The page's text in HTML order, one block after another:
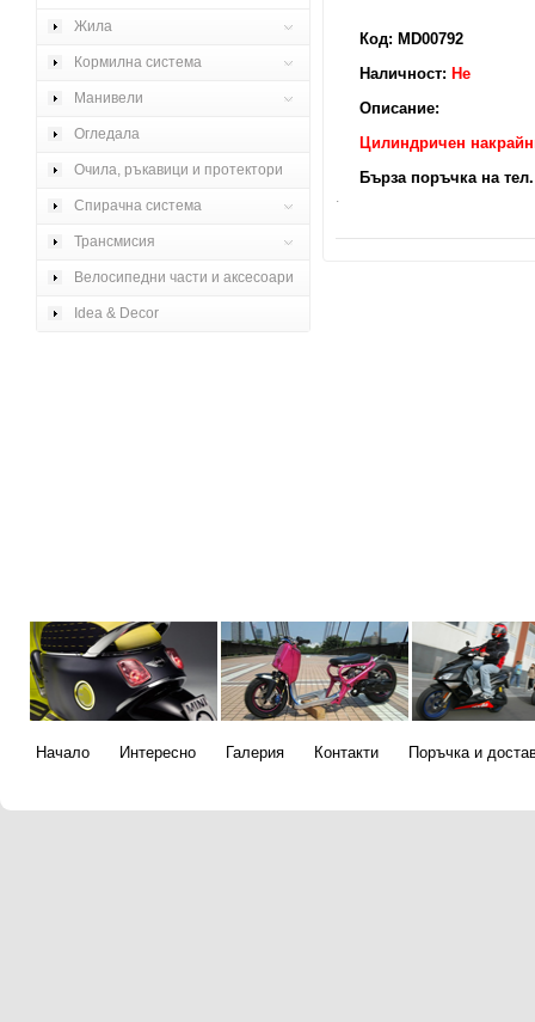
Код: MD00792
Наличност: Не
Описание:
Цилиндричен
Бърза поръчка на
Жила
Кормилна система
Манивели
Огледала
Очила, ръкавици и протектори
Спирачна система
Трансмисия
Велосипедни части и аксесоари
Idea & Decor
Начало Интересно Галерия Контакти Поръчка и